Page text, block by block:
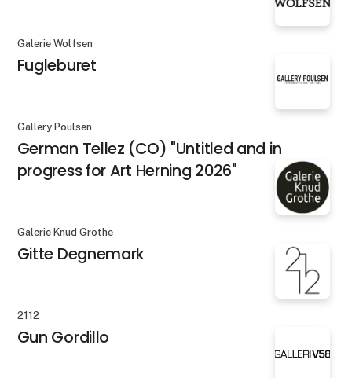
Galerie Wolfsen
Fugleburet
Gallery Poulsen
German Tellez (CO) "Untitled and in
progress for Art Herning 2026"
Galerie Knud Grothe
Gitte Degnemark
2112
Gun Gordillo